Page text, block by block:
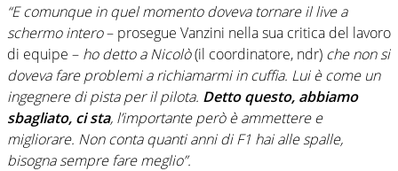
“E comunque in quel momento doveva tornare il live a
schermo intero– prosegue Vanzini nella sua critica del lavoro
di equipe – ho detto a Nicolò(il coordinatore, ndr) che non si
doveva fare problemi a richiamarmi in cuffia. Lui è come un
ingegnere di pista per il pilota. Detto questo, abbiamo
sbagliato, ci sta, l’importante però è ammettere e
migliorare. Non conta quanti anni di F1 hai alle spalle,
bisogna sempre fare meglio”.